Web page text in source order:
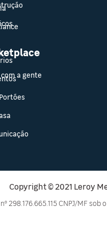
com a gente
Copyright © 2021 Leroy
CNPJ/MF sob